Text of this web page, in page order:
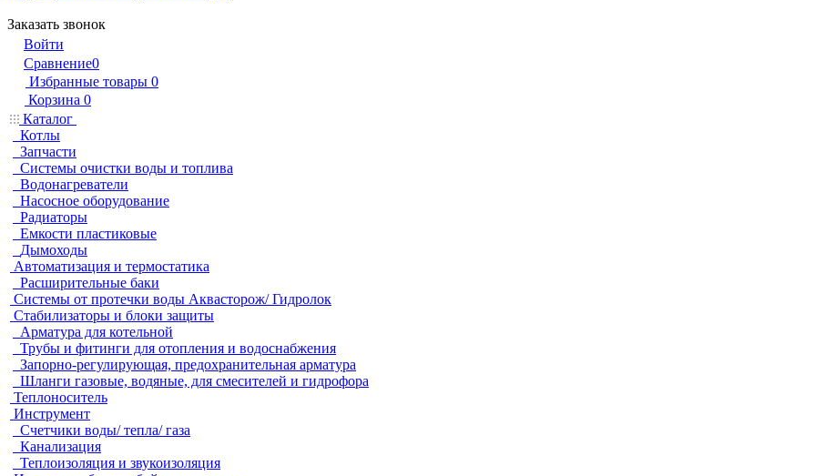
Заказать звонок
Войти
Сравнение0
Избранные товары 0
Корзина 0
Каталог
Котлы
Запчасти
Системы очистки воды и топлива
Водонагреватели
Насосное оборудование
Радиаторы
Емкости пластиковые
Дымоходы
Автоматизация и термостатика
Расширительные баки
Системы от протечки воды Аквасторож/ Гидролок
Стабилизаторы и блоки защиты
Арматура для котельной
Трубы и фитинги для отопления и водоснабжения
Запорно-регулирующая, предохранительная арматура
Шланги газовые, водяные, для смесителей и гидрофора
Теплоноситель
Инструмент
Счетчики воды/ тепла/ газа
Канализация
Теплоизоляция и звукоизоляция